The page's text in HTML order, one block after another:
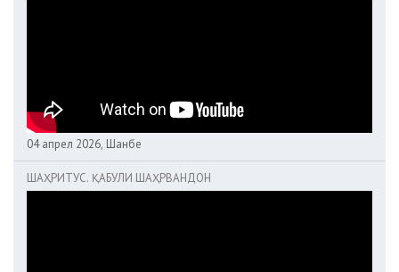
04 апрел 2026, Шанбе
ШАҲРИТУС. ҚАБУЛИ ШАҲРВАНДОН